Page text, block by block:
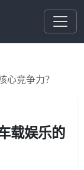
心竞争力？
载娱乐的